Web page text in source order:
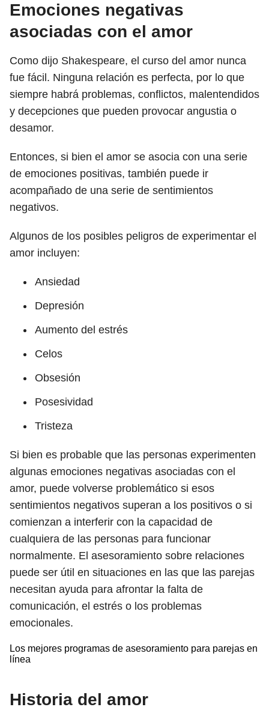
Emociones negativas
asociadas con el amor
Como dijo Shakespeare, el curso del amor nunca
fue fácil. Ninguna relación es perfecta, por lo que
siempre habrá problemas, conflictos, malentendidos
y decepciones que pueden provocar angustia o
desamor.
Entonces, si bien el amor se asocia con una serie
de emociones positivas, también puede ir
acompañado de una serie de sentimientos
negativos.
Algunos de los posibles peligros de experimentar el
amor incluyen:
Ansiedad
Depresión
Aumento del estrés
Celos
Obsesión
Posesividad
Tristeza
Si bien es probable que las personas experimenten
algunas emociones negativas asociadas con el
amor, puede volverse problemático si esos
sentimientos negativos superan a los positivos o si
comienzan a interferir con la capacidad de
cualquiera de las personas para funcionar
normalmente. El asesoramiento sobre relaciones
puede ser útil en situaciones en las que las parejas
necesitan ayuda para afrontar la falta de
comunicación, el estrés o los problemas
emocionales.
Los mejores programas de asesoramiento para parejas en
línea
Historia del amor